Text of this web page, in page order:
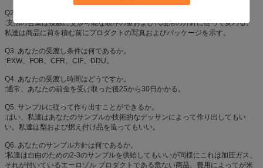
Q2. あなたの支払い条件は何であるか。
:支払の言葉は接触に交渉可能な順序の量および代理店の方針に従って変わる。
私達は商品に荷を積む前にプロダクトの写真およびパッケージを示す。
Q3. あなたの受渡し条件は何であるか。
:EXW、FOB、CFR、CIF、DDU。
Q4. あなたの受渡し時間はどうですか。
:通常、あなたの前金を受け取った後25から30日かかる。
Q5. サンプルに従って作り出すことができるか。
:はい、私達はあなたのサンプルか技術的なデッサンによって作り出してもい
い。私達は型および据え付け品を造ってもいい。
Q6. あなたのサンプル方針は何であるか。
:私達は自由のための2-3のサンプルを供給してもいいが同様にこれは加圧ガス、
それが付いているエーロゾル プロダクトである危ない商品、費用によってが米